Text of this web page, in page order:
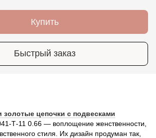
Купить
Быстрый заказ
золотые цепочки с подвесками
Т-11 0.66 — воплощение женственности,
стиля. Их дизайн продуман так,